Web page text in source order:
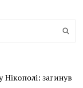
Нікополі: загинув